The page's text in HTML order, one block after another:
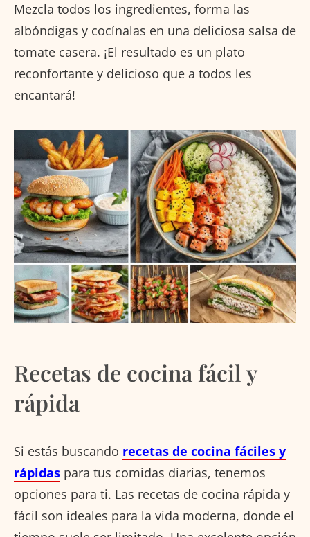
Mezcla todos los ingredientes, forma las
albóndigas y cocínalas en una deliciosa salsa de
tomate casera. ¡El resultado es un plato
reconfortante y delicioso que a todos les
encantará!
Recetas de cocina fácil y
rápida
Si estás buscando recetas de cocina fáciles y
rápidas para tus comidas diarias, tenemos
opciones para ti. Las recetas de cocina rápida y
fácil son ideales para la vida moderna, donde el